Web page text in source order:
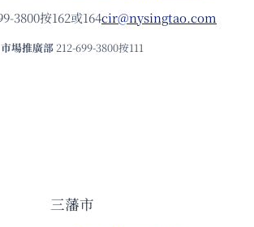
3800按162或164cir@nysingtao.com
市場推廣部 212-699-3800按111
三藩市